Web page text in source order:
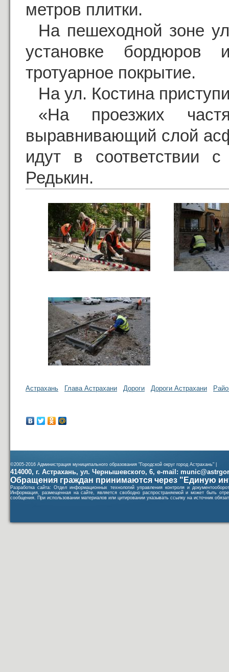
метров плитки.
На пешеходной зоне
установке бордюров
тротуарное покрытие.
На ул. Костина
«На проезжих
выравнивающий слой
идут в соответствии
Редькин.
Астрахань Глава Астрахани Дороги Дороги Астрахани
©2005-2016 Администрация муниципального образования "Городской округ город Астрахань" |
414000, г. Астрахань, ул. Чернышевского, 6, e-mail:
Обращения граждан принимаются через "Единую
Разработка сайта: Отдел информационных технологий управления контроля и
Информация, размещенная на сайте, является свободно распространяемой и может быть
сообщения. При использовании материалов или цитировании указывать ссылку на источник